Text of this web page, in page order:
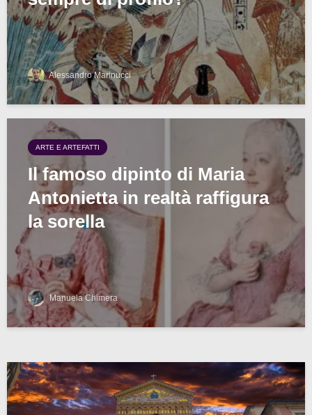
Alessandro Marinucci
ARTE E ARTEFATTI
Il famoso dipinto di Maria
Antonietta in realtà raffigura
la sorella
Manuela Chimera